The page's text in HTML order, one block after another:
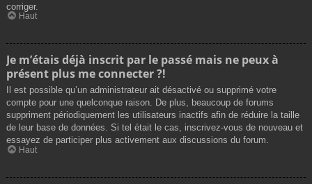
corriger.
Haut
Je m’étais déjà inscrit par le passé mais ne peux à
présent plus me connecter ?!
Il est possible qu’un administrateur ait désactivé ou supprimé votre
compte pour une quelconque raison. De plus, beaucoup de forums
suppriment périodiquement les utilisateurs inactifs afin de réduire la taille
de leur base de données. Si tel était le cas, inscrivez-vous de nouveau et
essayez de participer plus activement aux discussions du forum.
Haut